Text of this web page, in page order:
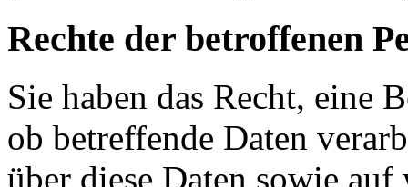
Rechte der betroffenen
Sie haben das Recht, eine
ob betreffende Daten
über diese Daten sowie